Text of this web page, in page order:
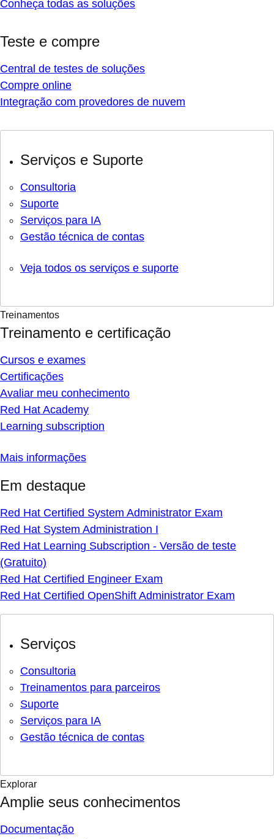
Conheça todas as soluções
Teste e compre
Central de testes de soluções
Compre online
Integração com provedores de nuvem
Serviços e Suporte
Consultoria
Suporte
Serviços para IA
Gestão técnica de contas
Veja todos os serviços e suporte
Treinamentos
Treinamento e certificação
Cursos e exames
Certificações
Avaliar meu conhecimento
Red Hat Academy
Learning subscription
Mais informações
Em destaque
Red Hat Certified System Administrator Exam
Red Hat System Administration I
Red Hat Learning Subscription - Versão de teste
(Gratuito)
Red Hat Certified Engineer Exam
Red Hat Certified OpenShift Administrator Exam
Serviços
Consultoria
Treinamentos para parceiros
Suporte
Serviços para IA
Gestão técnica de contas
Explorar
Amplie seus conhecimentos
Documentação